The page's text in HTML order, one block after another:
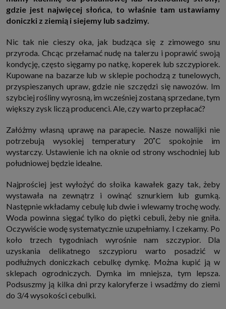
http://www.sagier.pl/
Jeżeli wyrazisz zgodę, o którą wyżej prosimy, administratorami Twoich
danych osobowych będą także nasi Zaufani Partnerzy. Listę Zaufanych
polityki prywatnościi tam też zmodyfikować lub cofnąć swoje zgody.
Podstawa i cel przetwarzania
Twoje dane przetwarzamy w następujących celach:
1. Jeśli zawieramy z Tobą umowę o realizację danej usługi (np. usługi
zapewniającej Ci możliwość zapoznania się z jednym z naszych serwisów
w oparciu o treść regulaminu tego serwisu), to możemy przetwarzać
Twoje dane w zakresie niezbędnym do realizacji tej umowy.
2. Zapewnianie bezpieczeństwa usługi (np. sprawdzenie, czy do Twojego
statystycznych, ulepszanie naszych usług i dopasowanie ich do potrzeb i
wygody użytkowników (np. personalizowanie treści w usługach), jak
również prowadzenie marketingu i promocji własnych usług (np. jeśli
interesujesz się motoryzacją i oglądasz artykuły w biznesistyl.pl lub na
innych stronach internetowych, to możemy Ci wyświetlić reklamę
dotyczącą artykułu w serwisie biznesistyl.pl/automoto. Takie
interesów.
3. Za Twoją zgodą usługi marketingowe dostarczą Ci nasi Zaufani
Partnerzy oraz my dla podmiotów trzecich. Aby móc pokazać interesujące
Cię reklamy (np. produktu, którego możesz potrzebować) reklamodawcy i
ich przedstawiciele chcieliby mieć możliwość przetwarzania Twoich
danych związanych z odwiedzanymi przez Ciebie stronami
internetowymi. Udzielenie takiej zgody jest dobrowolne, nie musisz jej
udzielać, nie pozbawi Cię to dostępu do naszych usług. Masz również
momencie.
Twoje dane przetwarzane będą do czasu istnienia podstawy do ich
przetwarzania, czyli w przypadku udzielenia zgody do momentu jej
cofnięcia, ograniczenia lub innych działań z Twojej strony ograniczających
tę zgodę, w przypadku niezbędności danych do wykonania umowy, przez
czas jej wykonywania i ewentualnie okres przedawnienia roszczeń z niej
gdzie jest najwięcej słońca, to właśnie tam ustawiamy
doniczki z ziemią i siejemy lub sadzimy.
Nic tak nie cieszy oka, jak budząca się z zimowego snu
przyroda. Chcąc przełamać nudę na talerzu i poprawić swoją
kondycję, często sięgamy po natkę, koperek lub szczypiorek.
Kupowane na bazarze lub w sklepie pochodzą z tunelowych,
przyspieszanych upraw, gdzie nie szczędzi się nawozów. Im
szybciej rośliny wyrosną, im wcześniej zostaną sprzedane, tym
większy zysk liczą producenci. Ale, czy warto przepłacać?
Załóżmy własną uprawę na parapecie. Nasze nowalijki nie
potrzebują wysokiej temperatury 20˚C spokojnie im
wystarczy. Ustawienie ich na oknie od strony wschodniej lub
południowej będzie idealne.
Najprościej jest wyłożyć do słoika kawałek gazy tak, żeby
wystawała na zewnątrz i owinąć sznurkiem lub gumką.
Następnie wkładamy cebulę lub dwie i wlewamy trochę wody.
Woda powinna sięgać tylko do piętki cebuli, żeby nie gniła.
Oczywiście wodę systematycznie uzupełniamy. I czekamy. Po
koło trzech tygodniach wyrośnie nam szczypior. Dla
uzyskania delikatnego szczypioru warto posadzić w
podłużnych doniczkach cebulkę dymkę. Można kupić ją w
sklepach ogrodniczych. Dymka im mniejsza, tym lepsza.
Podsuszmy ją kilka dni przy kaloryferze i wsadźmy do ziemi
do 3/4 wysokości cebulki.